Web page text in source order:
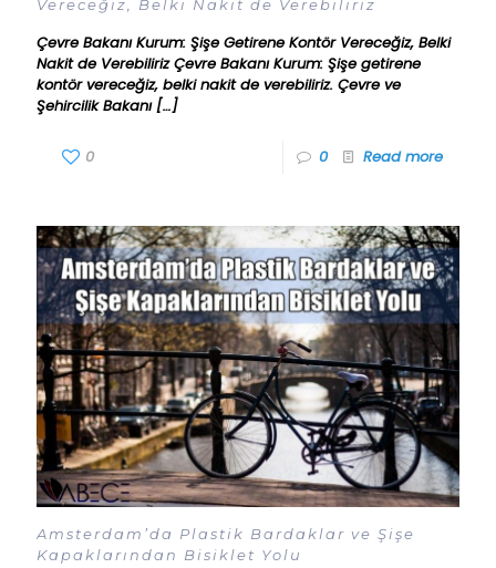
Vereceğiz, Belki Nakit de Verebiliriz
Çevre Bakanı Kurum: Şişe Getirene Kontör Vereceğiz, Belki
Nakit de Verebiliriz Çevre Bakanı Kurum: Şişe getirene
kontör vereceğiz, belki nakit de verebiliriz. Çevre ve
Şehircilik Bakanı[…]
0 0 Read more
Amsterdam’da Plastik Bardaklar ve Şişe
Kapaklarından Bisiklet Yolu